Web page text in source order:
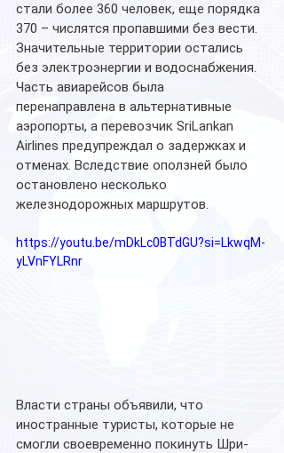
стали более 360 человек, еще порядка
370 – числятся пропавшими без вести.
Значительные территории остались
без электроэнергии и водоснабжения.
Часть авиарейсов была
перенаправлена в альтернативные
аэропорты, а перевозчик SriLankan
Airlines предупреждал о задержках и
отменах. Вследствие оползней было
остановлено несколько
железнодорожных маршрутов.
https://youtu.be/mDkLc0BTdGU?si=LkwqM-
yLVnFYLRnr
Власти страны объявили, что
иностранные туристы, которые не
смогли своевременно покинуть Шри-